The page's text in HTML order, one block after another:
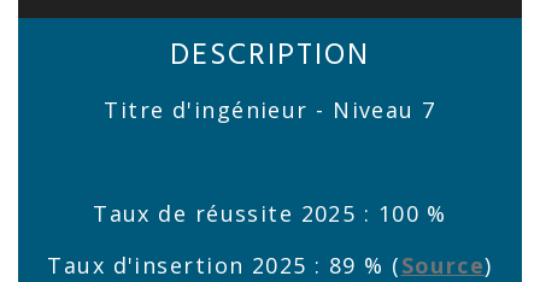
DESCRIPTION
Titre d'ingénieur - Niveau 7
Taux de réussite 2025 : 100 %
Taux d'insertion 2025 : 89 % (Source)